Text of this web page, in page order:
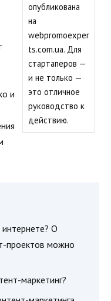
опубликована
на
webpromoexper
ts.com.ua. Для
стартаперов —
и не только —
это отличное
руководство к
действию.
и
О
проектов можно
маркетинг?